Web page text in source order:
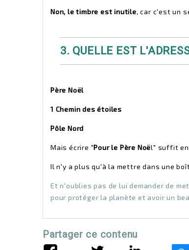
Non, le timbre est inutile, car c'est un
3. QUELLE EST
Père Noël
1 Chemin des étoiles
Pôle Nord
Mais écrire "Pour le Père Noël" suffit en
Il n'y a plus qu'à la mettre dans une
Et n'oublies pas de lui demander de
pour protéger la planète et avoir un
Partager ce contenu